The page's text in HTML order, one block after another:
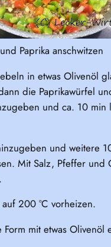
Paprika anschwitzen
in etwas Olivenöl
die Paprikawürfel
und ca. 10 min
und weitere
Mit Salz, Pfeffer und
200 °C vorheizen.
Form mit etwas Olivenöl